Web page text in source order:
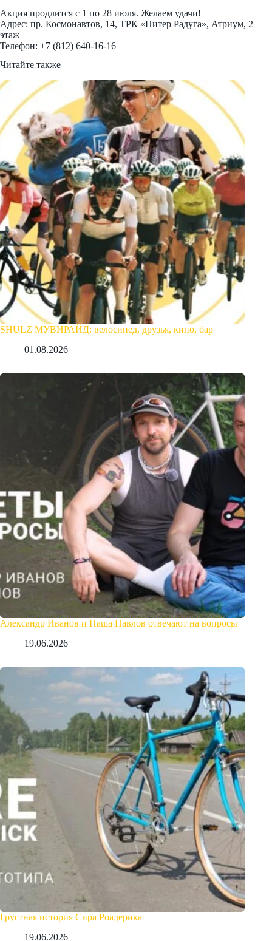
Акция продлится с 1 по 28 июля. Желаем удачи!
Адрес: пр. Космонавтов, 14, ТРК «Питер Радуга», Атриум, 2
этаж
Телефон: +7 (812) 640-16-16
Читайте также
SHULZ МУВИРАЙД: велосипед, друзья, кино, бар
01.08.2026
Александр Иванов и Паша Павлов отвечают на вопросы
19.06.2026
Грустная история Сира Роадерика
19.06.2026